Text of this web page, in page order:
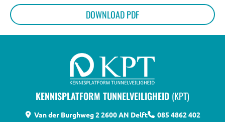
DOWNLOAD PDF
KENNISPLATFORM TUNNELVEILIGHEID (KPT)
Van der Burghweg 22600 AN Delft
085 4862 402